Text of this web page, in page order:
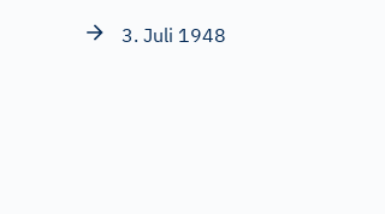
3. Juli 1948